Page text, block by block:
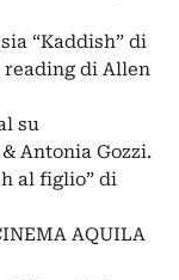
“Kaddish” di
reading di Allen
su
Antonia Gozzi.
al figlio” di
AQUILA